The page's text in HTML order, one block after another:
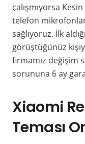
çalışmıyorsa
telefon
sağlıyoruz. İlk
görüştüğünüz
firmamız değişim
sorununa 6 ay
Xiaomi
Teması